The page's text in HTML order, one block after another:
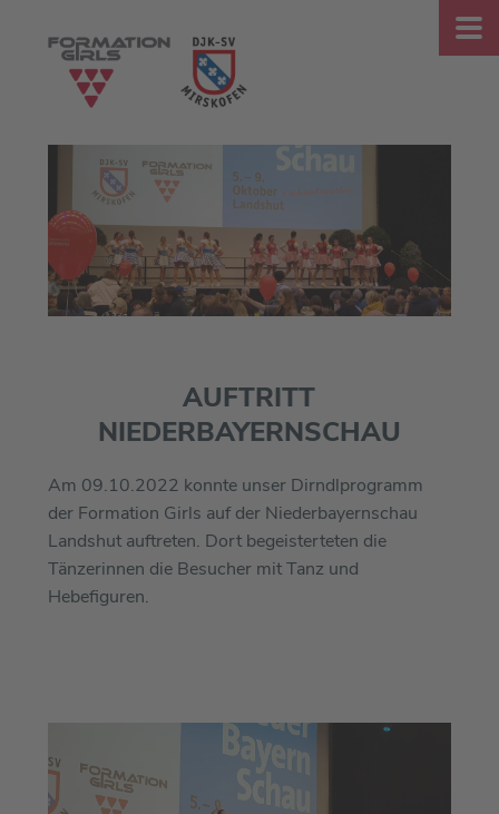
AUFTRITT
NIEDERBAYERNSCHAU
Am 09.10.2022 konnte unser Dirndlprogramm
der Formation Girls auf der Niederbayernschau
Landshut auftreten. Dort begeisterteten die
Tänzerinnen die Besucher mit Tanz und
Hebefiguren.